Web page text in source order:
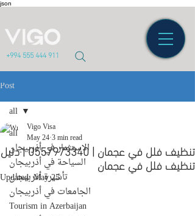
json
+994 555 444 911
Post
all
الاستثمار في أذربيجان
السياحة في أذربيجان
تأشيرة أذربيجان
الجامعات في أذربيجان
Tourism in Azerbaijan
all
تنظيف فلل في عجمان | 0557973340 | دليل
تنظيف فلل في عجمان
Vigo Visa
May 243 min read
Updated:May 25